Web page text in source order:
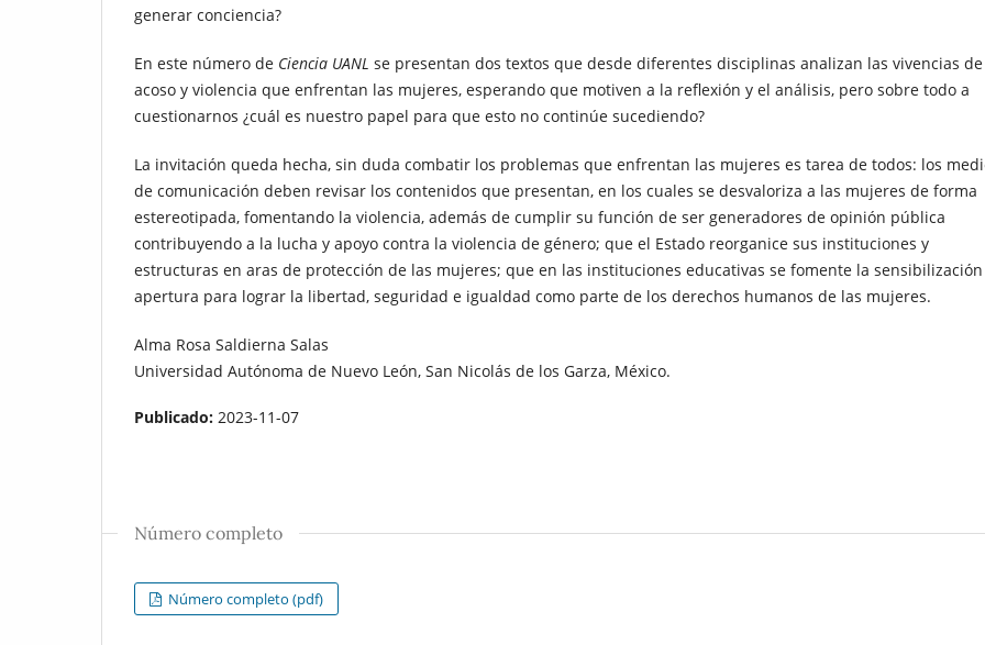
generar conciencia?
En este número de Ciencia UANL se presentan dos textos que desde diferentes disciplinas analizan las vivencias de
acoso y violencia que enfrentan las mujeres, esperando que motiven a la reflexión y el análisis, pero sobre todo a
cuestionarnos ¿cuál es nuestro papel para que esto no continúe sucediendo?
La invitación queda hecha, sin duda combatir los problemas que enfrentan las mujeres es tarea de todos: los
de comunicación deben revisar los contenidos que presentan, en los cuales se desvaloriza a las mujeres de forma
estereotipada, fomentando la violencia, además de cumplir su función de ser generadores de opinión pública
contribuyendo a la lucha y apoyo contra la violencia de género; que el Estado reorganice sus instituciones y
estructuras en aras de protección de las mujeres; que en las instituciones educativas se fomente la
apertura para lograr la libertad, seguridad e igualdad como parte de los derechos humanos de las mujeres.
Alma Rosa Saldierna Salas
Universidad Autónoma de Nuevo León, San Nicolás de los Garza, México.
Publicado: 2023-11-07
Número completo
Número completo (pdf)